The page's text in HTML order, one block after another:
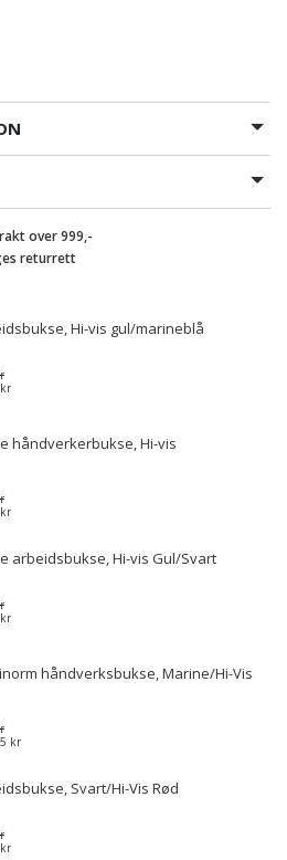
over 999,-
returrett
Hi-vis gul/marineblå
håndverkerbukse, Hi-vis
arbeidsbukse, Hi-vis Gul/Svart
håndverksbukse, Marine/Hi-Vis
kr
Svart/Hi-Vis Rød